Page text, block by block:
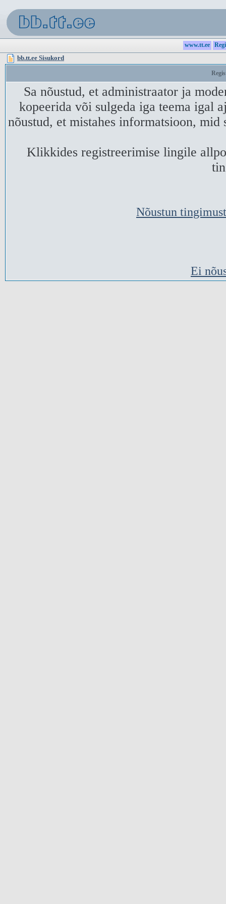
www.tt.ee
bb.tt.ee Sisukord
Sa nõustud, et administraator ja
kopeerida või sulgeda iga teema igal
nõustud, et mistahes informatsioon, mid
Klikkides registreerimise lingile
Nõustun
Ei